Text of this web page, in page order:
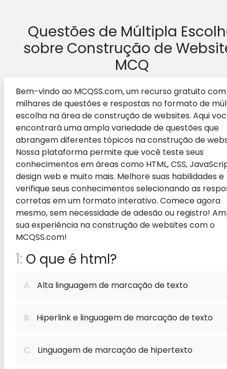
Questões de Múltipla
sobre Construção de
MCQ
Bem-vindo ao MCQSS.com, um recurso gratuito com
milhares de questões e respostas no formato de
escolha na área de construção de websites. Aqui
encontrará uma ampla variedade de questões que
abrangem diferentes tópicos na construção de
Nossa plataforma permite que você teste seus
conhecimentos em áreas como HTML, CSS,
design web e muito mais. Melhore suas habilidades e
verifique seus conhecimentos selecionando as
corretas em um formato interativo. Comece agora
mesmo, sem necessidade de adesão ou registro!
sua experiência na construção de websites com o
MCQSS.com!
1: O que é html?
A. Alta linguagem de marcação de texto
B. Hiperlink e linguagem de marcação de texto
C. Linguagem de marcação de hipertexto